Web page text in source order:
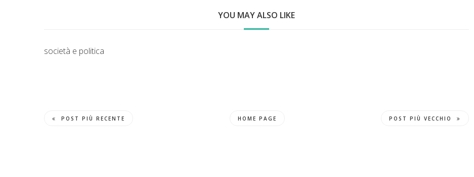
YOU MAY ALSO LIKE
società e politica
POST PIÙ RECENTE HOME PAGE POST PIÙ VECCHIO